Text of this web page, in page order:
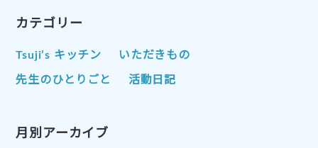
カテゴリー
Tsuji’s キッチン いただきもの
先生のひとりごと 活動日記
月別アーカイブ